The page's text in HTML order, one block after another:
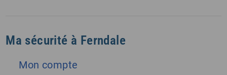
Ma sécurité à Ferndale
Mon compte